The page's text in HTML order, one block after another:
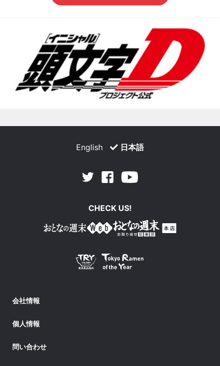
English 日本語
Twitter Facebook
CHECK US!
会社情報
個人情報
問い合わせ